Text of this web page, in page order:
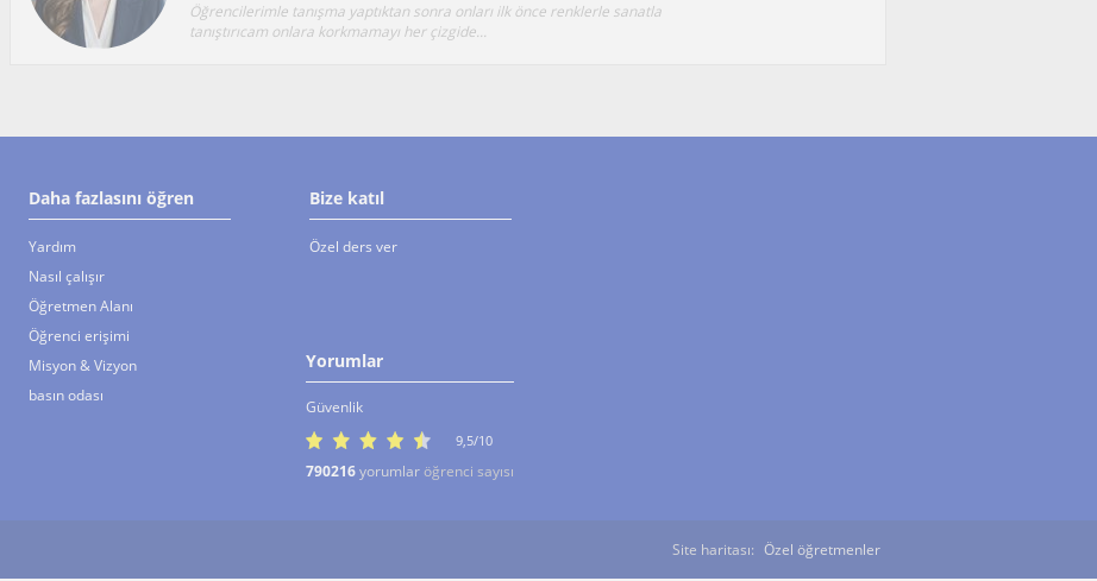
Öğrencilerimle tanışma yaptıktan sonra onları ilk önce renklerle sanatla
tanıştırıcam onlara korkmamayı her çizgide...
Daha fazlasını öğren
Yardım
Nasıl çalışır
Öğretmen Alanı
Öğrenci erişimi
Misyon & Vizyon
basın odası
Bize katıl
Özel ders ver
Yorumlar
Güvenlik
9,5/10
790216yorumlar öğrenci sayısı
Site haritası: Özel öğretmenler